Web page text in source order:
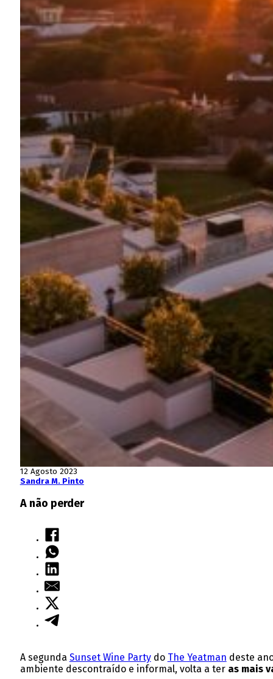
12 Agosto 2023
Sandra M. Pinto
A não perder
A segunda Sunset Wine Partydo The Yeatman deste
ambiente descontraído e informal, volta a ter as mais